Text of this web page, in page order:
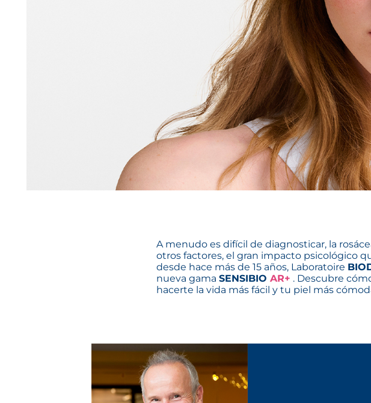
A menudo es difícil de diagnosticar, la
otros factores, el gran impacto psicológico
desde hace más de 15 años, Laboratoire
nueva gama SENSIBIO AR+ . Descubre
hacerte la vida más fácil y tu piel más